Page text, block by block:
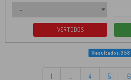
Resultados: 358
1 4 5 6